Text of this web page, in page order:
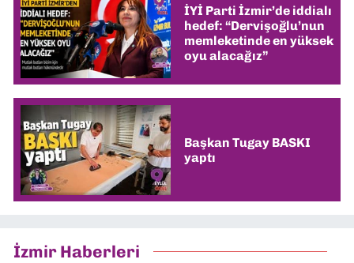
İYİ Parti İzmir’de iddialı
hedef: “Dervişoğlu’nun
memleketinde en yüksek
oyu alacağız”
Başkan Tugay BASKI
yaptı
İzmir Haberleri